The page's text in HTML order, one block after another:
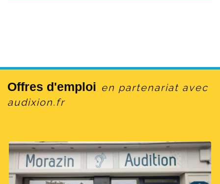
Offres d'emploi en partenariat avec
audixion.fr